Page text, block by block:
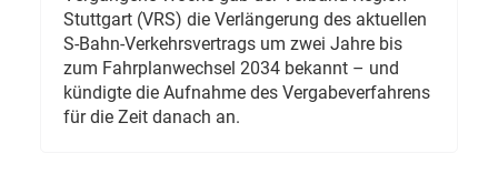
Stuttgart (VRS) die Verlängerung des aktuellen
S-Bahn-Verkehrsvertrags um zwei Jahre bis
zum Fahrplanwechsel 2034 bekannt – und
kündigte die Aufnahme des Vergabeverfahrens
für die Zeit danach an.